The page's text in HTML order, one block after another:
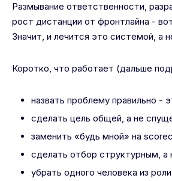
Размывание ответственности,
рост дистанции от фронтлайна -
Значит, и лечится это системой, а
Коротко, что работает (дальше
назвать проблему правильно -
сделать цель общей, а не
заменить «будь мной» на
сделать отбор структурным, а
убрать одного человека из